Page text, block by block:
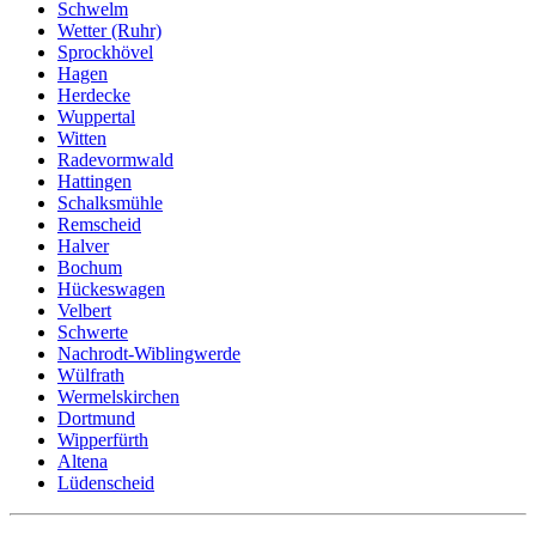
Schwelm
Wetter (Ruhr)
Sprockhövel
Hagen
Herdecke
Wuppertal
Witten
Radevormwald
Hattingen
Schalksmühle
Remscheid
Halver
Bochum
Hückeswagen
Velbert
Schwerte
Nachrodt-Wiblingwerde
Wülfrath
Wermelskirchen
Dortmund
Wipperfürth
Altena
Lüdenscheid